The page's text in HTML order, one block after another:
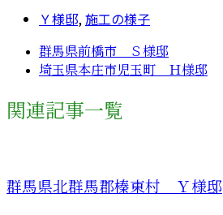
Ｙ様邸,施工の様子
群馬県前橋市 Ｓ様邸
埼玉県本庄市児玉町 Ｈ様邸
関連記事一覧
群馬県北群馬郡榛東村 Ｙ様邸